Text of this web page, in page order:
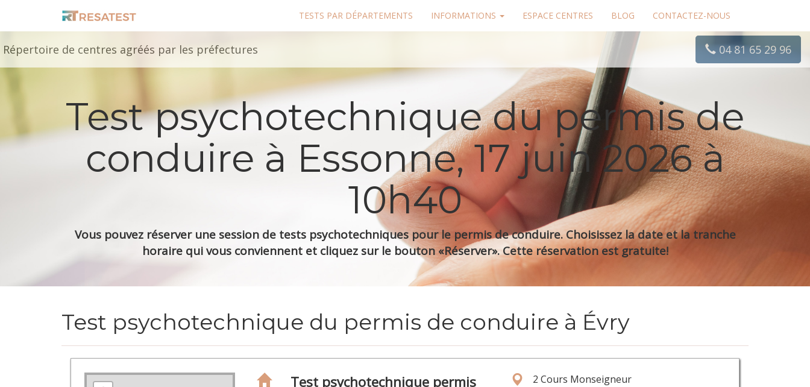
TESTS PAR DÉPARTEMENTS INFORMATIONS ESPACE CENTRES BLOG CONTACTEZ-NOUS
Répertoire de centres agréés par les préfectures 04 81 65 29 96
Test psychotechnique du permis de
conduire à Essonne, 17 juin 2026 à
10h40
Vous pouvez réserver une session de tests psychotechniques pour le permis de conduire. Choisissez la date et la tranche
horaire qui vous conviennent et cliquez sur le bouton «Réserver». Cette réservation est gratuite!
Test psychotechnique du permis de conduire à Évry
Test psychotechnique permis
2 Cours Monseigneur